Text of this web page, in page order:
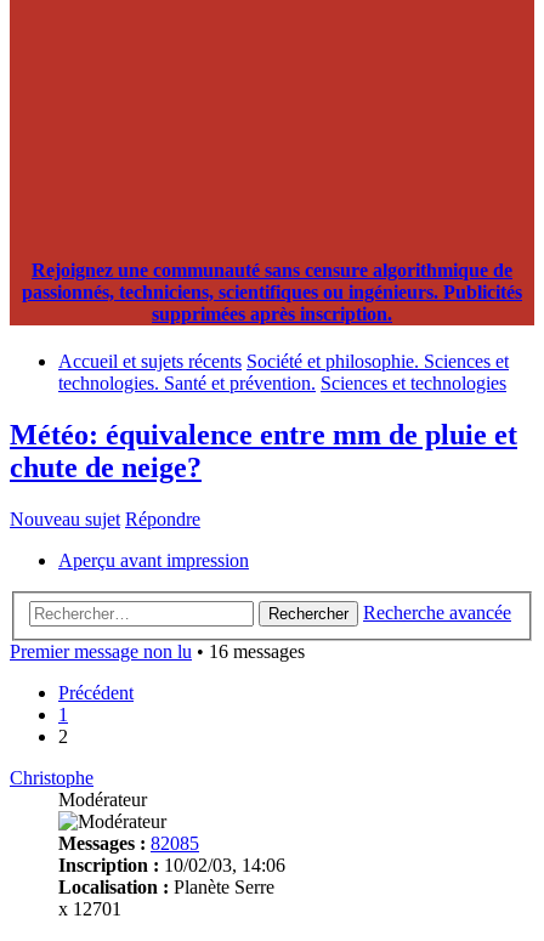
Rejoignez une communauté sans censure algorithmique de
passionnés, techniciens, scientifiques ou ingénieurs. Publicités
supprimées après inscription.
Accueil et sujets récents Société et philosophie. Sciences et
technologies. Santé et prévention. Sciences et technologies
Météo: équivalence entre mm de pluie et
chute de neige?
Nouveau sujet Répondre
Aperçu avant impression
Rechercher
Recherche avancée
Premier message non lu • 16 messages
Précédent
1
2
Christophe
Modérateur
Messages : 82085
Inscription : 10/02/03, 14:06
Localisation : Planète Serre
x 12701